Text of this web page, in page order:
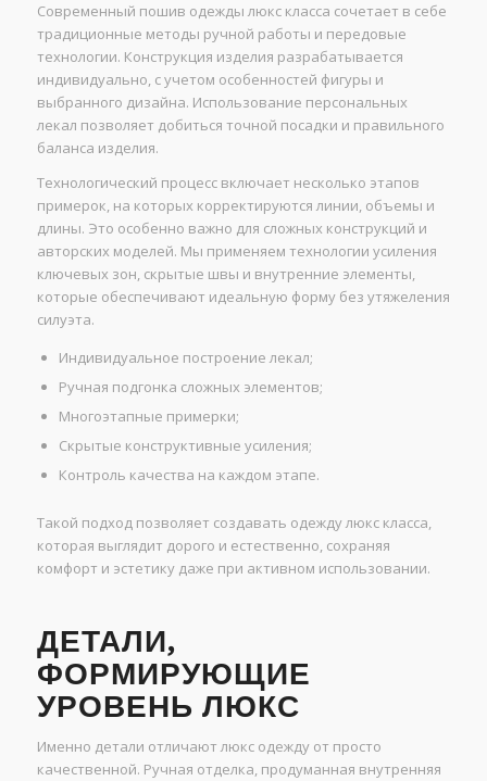
Современный пошив одежды люкс класса сочетает в себе
традиционные методы ручной работы и передовые
технологии. Конструкция изделия разрабатывается
индивидуально, с учетом особенностей фигуры и
выбранного дизайна. Использование персональных
лекал позволяет добиться точной посадки и правильного
баланса изделия.
Технологический процесс включает несколько этапов
примерок, на которых корректируются линии, объемы и
длины. Это особенно важно для сложных конструкций и
авторских моделей. Мы применяем технологии усиления
ключевых зон, скрытые швы и внутренние элементы,
которые обеспечивают идеальную форму без утяжеления
силуэта.
Индивидуальное построение лекал;
Ручная подгонка сложных элементов;
Многоэтапные примерки;
Скрытые конструктивные усиления;
Контроль качества на каждом этапе.
Такой подход позволяет создавать одежду люкс класса,
которая выглядит дорого и естественно, сохраняя
комфорт и эстетику даже при активном использовании.
ДЕТАЛИ,
ФОРМИРУЮЩИЕ
УРОВЕНЬ ЛЮКС
Именно детали отличают люкс одежду от просто
качественной. Ручная отделка, продуманная внутренняя